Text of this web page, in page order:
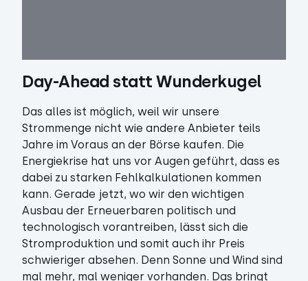
Day-Ahead statt Wunderkugel
Das alles ist möglich, weil wir unsere
Strommenge nicht wie andere Anbieter teils
Jahre im Voraus an der Börse kaufen. Die
Energiekrise hat uns vor Augen geführt, dass es
dabei zu starken Fehlkalkulationen kommen
kann. Gerade jetzt, wo wir den wichtigen
Ausbau der Erneuerbaren politisch und
technologisch vorantreiben, lässt sich die
Stromproduktion und somit auch ihr Preis
schwieriger absehen. Denn Sonne und Wind sind
mal mehr, mal weniger vorhanden. Das bringt